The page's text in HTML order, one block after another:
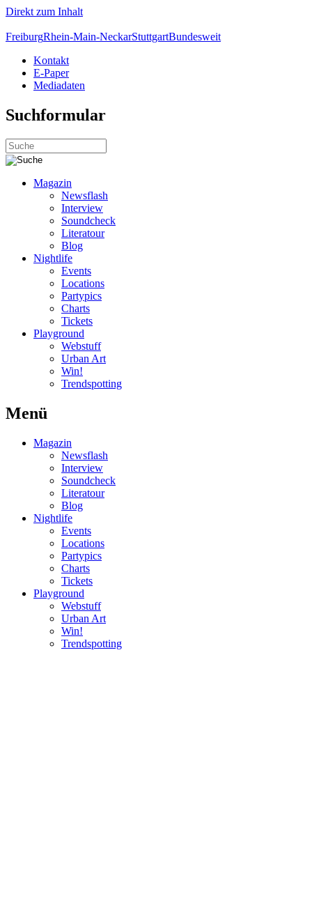
Direkt zum Inhalt
FreiburgRhein-Main-NeckarStuttgartBundesweit
Kontakt
E-Paper
Mediadaten
Suchformular
Magazin
Newsflash
Interview
Soundcheck
Literatour
Blog
Nightlife
Events
Locations
Partypics
Charts
Tickets
Playground
Webstuff
Urban Art
Win!
Trendspotting
Menü
Magazin
Newsflash
Interview
Soundcheck
Literatour
Blog
Nightlife
Events
Locations
Partypics
Charts
Tickets
Playground
Webstuff
Urban Art
Win!
Trendspotting